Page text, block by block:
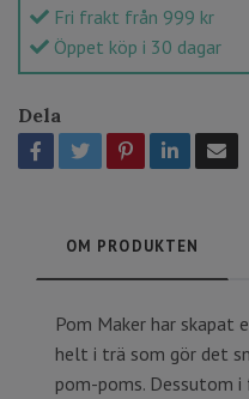
Fri frakt från 999 kr
Öppet köp i 30 dagar
Dela
OM PRODUKTEN
Pom Maker har
helt i trä som gör det
pom-poms. Dessutom